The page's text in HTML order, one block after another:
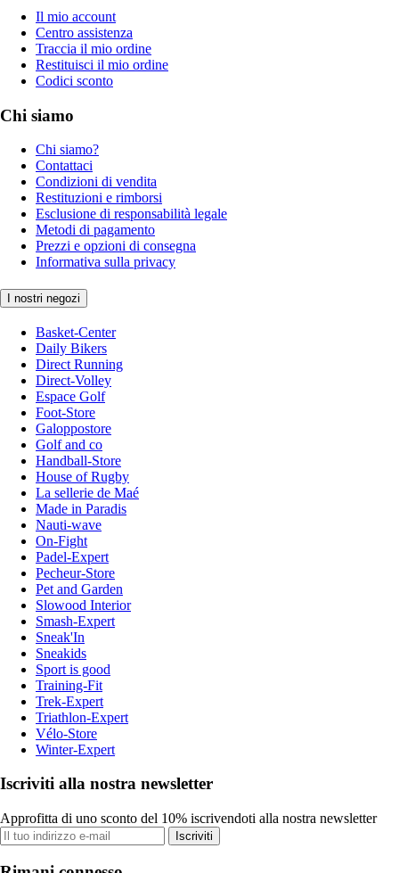
Il mio account
Centro assistenza
Traccia il mio ordine
Restituisci il mio ordine
Codici sconto
Chi siamo
Chi siamo?
Contattaci
Condizioni di vendita
Restituzioni e rimborsi
Esclusione di responsabilità legale
Metodi di pagamento
Prezzi e opzioni di consegna
Informativa sulla privacy
I nostri negozi
Basket-Center
Daily Bikers
Direct Running
Direct-Volley
Espace Golf
Foot-Store
Galoppostore
Golf and co
Handball-Store
House of Rugby
La sellerie de Maé
Made in Paradis
Nauti-wave
On-Fight
Padel-Expert
Pecheur-Store
Pet and Garden
Slowood Interior
Smash-Expert
Sneak'In
Sneakids
Sport is good
Training-Fit
Trek-Expert
Triathlon-Expert
Vélo-Store
Winter-Expert
Iscriviti alla nostra newsletter
Approfitta di uno sconto del 10% iscrivendoti alla nostra newsletter
Iscriviti